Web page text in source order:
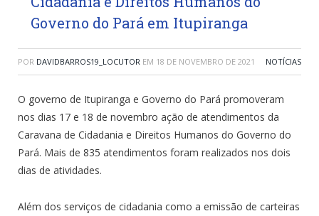
Governo do Pará em Itupiranga
POR DAVIDBARROS19_LOCUTOR EM 18 DE NOVEMBRO DE 2021 NOTÍCIAS
O governo de Itupiranga e Governo do Pará promoveram
nos dias 17 e 18 de novembro ação de atendimentos da
Caravana de Cidadania e Direitos Humanos do Governo do
Pará. Mais de 835 atendimentos foram realizados nos dois
dias de atividades.
Além dos serviços de cidadania como a emissão de carteiras